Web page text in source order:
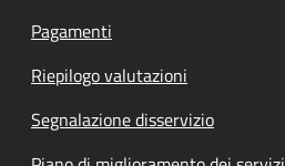
Pagamenti
Riepilogo valutazioni
Segnalazione disservizio